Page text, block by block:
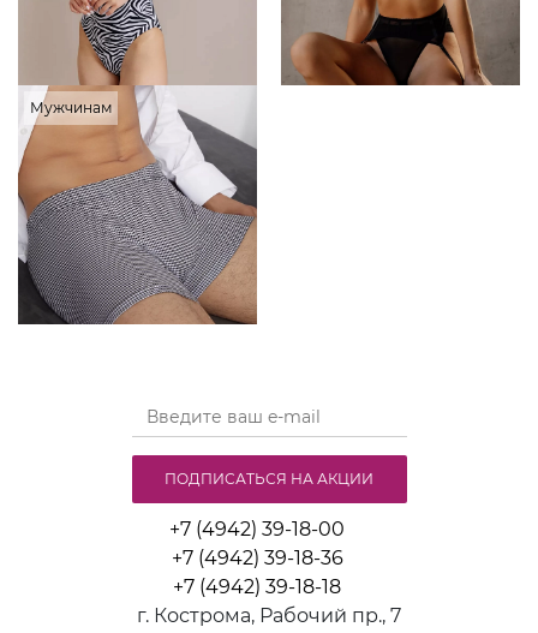
Мужчинам
+7 (4942) 39-18-00
+7 (4942) 39-18-36
+7 (4942) 39-18-18
г. Кострома, Рабочий пр., 7
ПОДПИСАТЬСЯ НА АКЦИИ